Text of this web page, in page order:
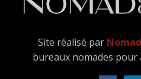
Site réalisé par
bureaux nomades pour